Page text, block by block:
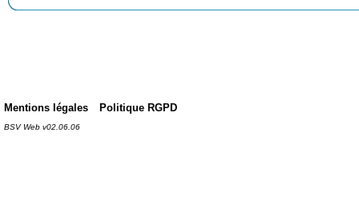
Mentions légales Politique RGPD
BSV Web v02.06.06